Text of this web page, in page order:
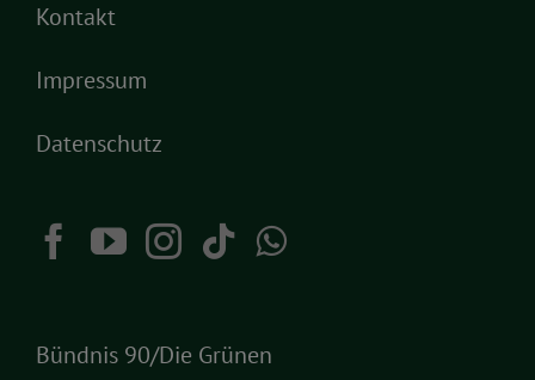
Kontakt
Impressum
Datenschutz
Bündnis 90/Die Grünen